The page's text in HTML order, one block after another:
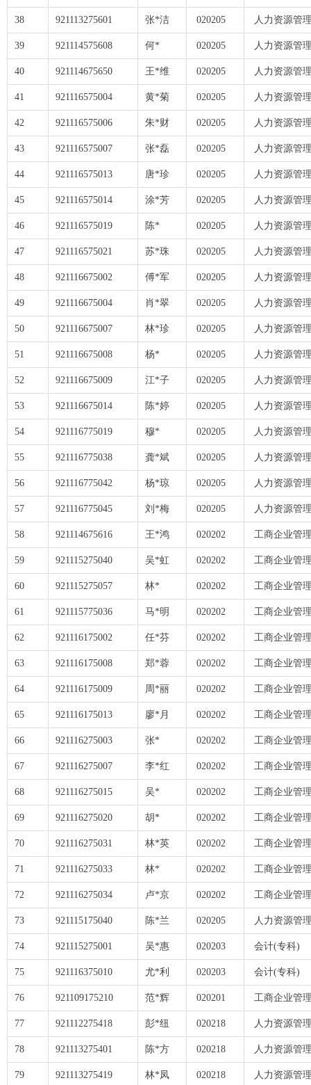
38 921113275601 张*洁 020205 人力资源管
39 921114575608 何* 020205 人力资源管
40 921114675650 王*维 020205 人力资源管
41 921116575004 黄*菊 020205 人力资源管
42 921116575006 朱*财 020205 人力资源管
43 921116575007 张*磊 020205 人力资源管
44 921116575013 唐*珍 020205 人力资源管
45 921116575014 涂*芳 020205 人力资源管
46 921116575019 陈* 020205 人力资源管
47 921116575021 苏*珠 020205 人力资源管
48 921116675002 傅*军 020205 人力资源管
49 921116675004 肖*翠 020205 人力资源管
50 921116675007 林*珍 020205 人力资源管
51 921116675008 杨* 020205 人力资源管
52 921116675009 江*子 020205 人力资源管
53 921116675014 陈*婷 020205 人力资源管
54 921116775019 穆* 020205 人力资源管
55 921116775038 龚*斌 020205 人力资源管
56 921116775042 杨*琼 020205 人力资源管
57 921116775045 刘*梅 020205 人力资源管
58 921114675616 王*鸿 020202 工商企业管
59 921115275040 吴*虹 020202 工商企业管
60 921115275057 林* 020202 工商企业管
61 921115775036 马*明 020202 工商企业管
62 921116175002 任*芬 020202 工商企业管
63 921116175008 郑*蓉 020202 工商企业管
64 921116175009 周*丽 020202 工商企业管
65 921116175013 廖*月 020202 工商企业管
66 921116275003 张* 020202 工商企业管
67 921116275007 李*红 020202 工商企业管
68 921116275015 吴* 020202 工商企业管
69 921116275020 胡* 020202 工商企业管
70 921116275031 林*英 020202 工商企业管
71 921116275033 林* 020202 工商企业管
72 921116275034 卢*京 020202 工商企业管
73 921115175040 陈*兰 020205 人力资源管
74 921115275001 吴*惠 020203 会计(专科)
75 921116375010 尤*利 020203 会计(专科)
76 921109175210 范*辉 020201 工商企业管
77 921112275418 彭*纽 020218 人力资源管
78 921113275401 陈*方 020218 人力资源管
79 921113275419 林*凤 020218 人力资源管